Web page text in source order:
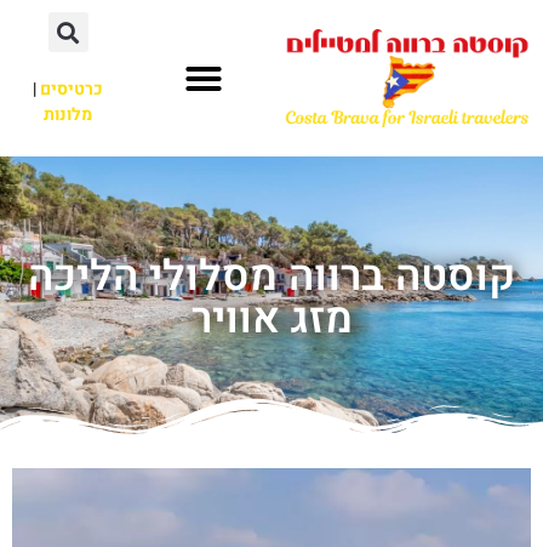
כרטיסים|
מלונות
קוסטה ברווה מסלולי הליכה
מזג אוויר